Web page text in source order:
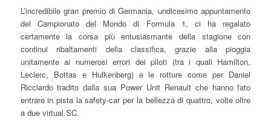
L’incredibile gran premio di Germania, undicesimo appuntamento
del Campionato del Mondo di Formula 1, ci ha regalato
certamente la corsa più entusiasmante della stagione con
continui ribaltamenti della classifica, grazie alla pioggia
unitamente ai numerosi errori dei piloti (tra i quali Hamilton,
Leclerc, Bottas e Hulkenberg) e le rotture come per Daniel
Ricciardo tradito dalla sua Power Unit Renault che hanno fato
entrare in pista la safety-car per la bellezza di quattro, volte oltre
a due virtual SC.